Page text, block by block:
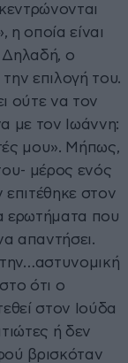
οποία είναι
Δηλαδή, ο
επιλογή του.
ούτε να τον
με τον Ιωάννη:
μου». Μήπως,
μέρος ενός
επιτέθηκε στον
ερωτήματα που
απαντήσει.
ότι ο
στον Ιούδα
ή δεν
βρισκόταν